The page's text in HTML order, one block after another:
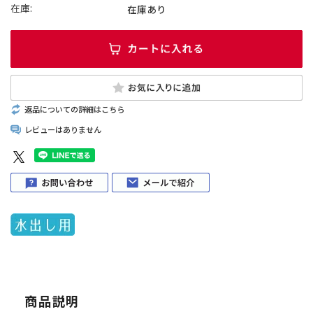
在庫:
在庫あり
返品についての詳細はこちら
レビューはありません
商品説明